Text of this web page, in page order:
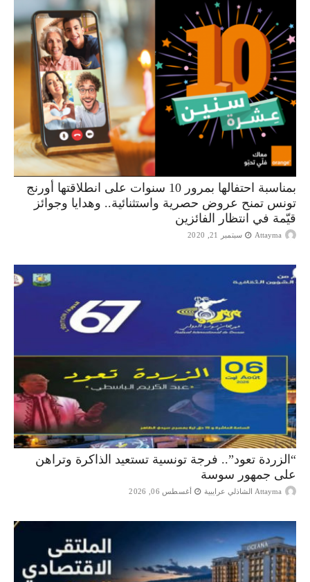
بمناسبة احتفالها بمرور 10 سنوات على انطلاقتها أورنج
تونس تمنح عروض حصرية واستثنائية.. وهدايا وجوائز
قيّمة في انتظار الفائزين
Attayma سبتمبر 21, 2020
“الزردة تعود”.. فرجة تونسية تستعيد الذاكرة وتراهن
على جمهور سوسة
Attayma الشاذلي عرايبية أغسطس 06, 2026